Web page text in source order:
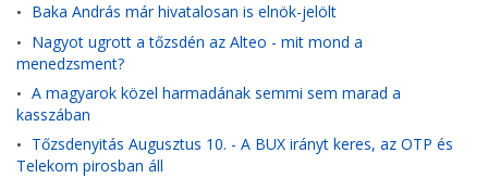
• Baka András már hivatalosan is elnök-jelölt
• Nagyot ugrott a tőzsdén az Alteo - mit mond a
menedzsment?
• A magyarok közel harmadának semmi sem marad a
kasszában
• Tőzsdenyitás Augusztus 10. - A BUX irányt keres, az OTP és
Telekom pirosban áll